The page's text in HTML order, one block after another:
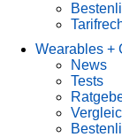
Wearables +
News
Tests